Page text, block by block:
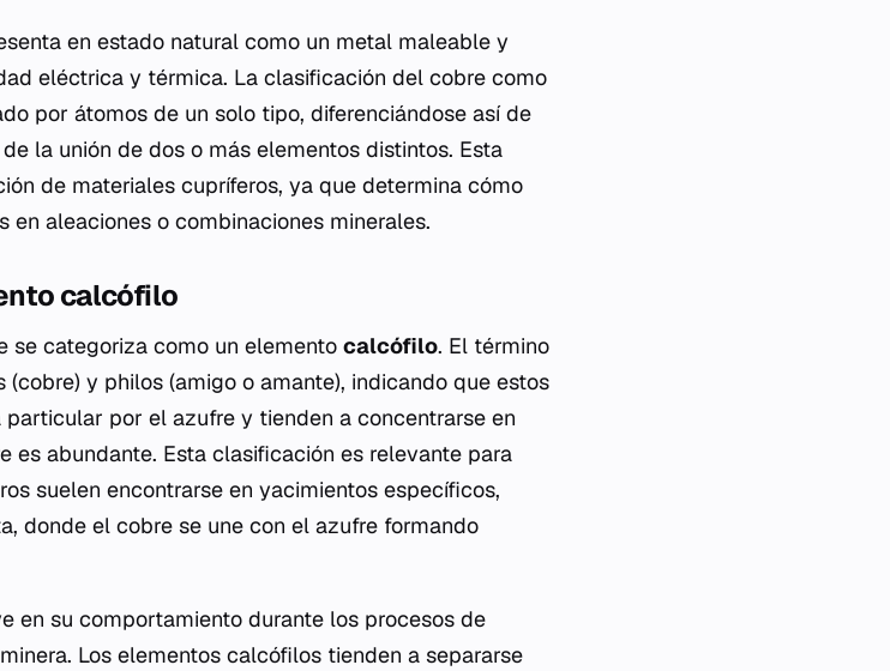
en estado natural como un metal maleable y
eléctrica y térmica. La clasificación del cobre como
por átomos de un solo tipo, diferenciándose así de
la unión de dos o más elementos distintos. Esta
de materiales cupríferos, ya que determina cómo
aleaciones o combinaciones minerales.
calcófilo
se categoriza como un elemento calcófilo. El término
(cobre) y philos (amigo o amante), indicando que estos
por el azufre y tienden a concentrarse en
es abundante. Esta clasificación es relevante para
suelen encontrarse en yacimientos específicos,
donde el cobre se une con el azufre formando
en su comportamiento durante los procesos de
Los elementos calcófilos tienden a separarse